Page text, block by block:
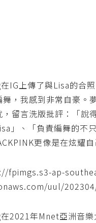
IG上傳了與Lisa的合
舞，我感到非常自豪。
，留言洗版批評：「說
」、「負責編舞的不
更像是在炫耀自
2021年Mnet亞洲音